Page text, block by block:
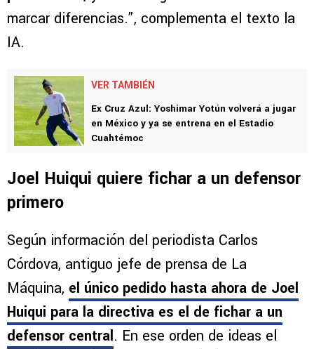
marcar diferencias.”, complementa el texto la
IA.
VER TAMBIÉN
Ex Cruz Azul: Yoshimar Yotún volverá a jugar
en México y ya se entrena en el Estadio
Cuahtémoc
Joel Huiqui quiere fichar a un defensor
primero
Según información del periodista Carlos
Córdova, antiguo jefe de prensa de La
Máquina, el único pedido hasta ahora de Joel
Huiqui para la directiva es el de fichar a un
defensor central. En ese orden de ideas el